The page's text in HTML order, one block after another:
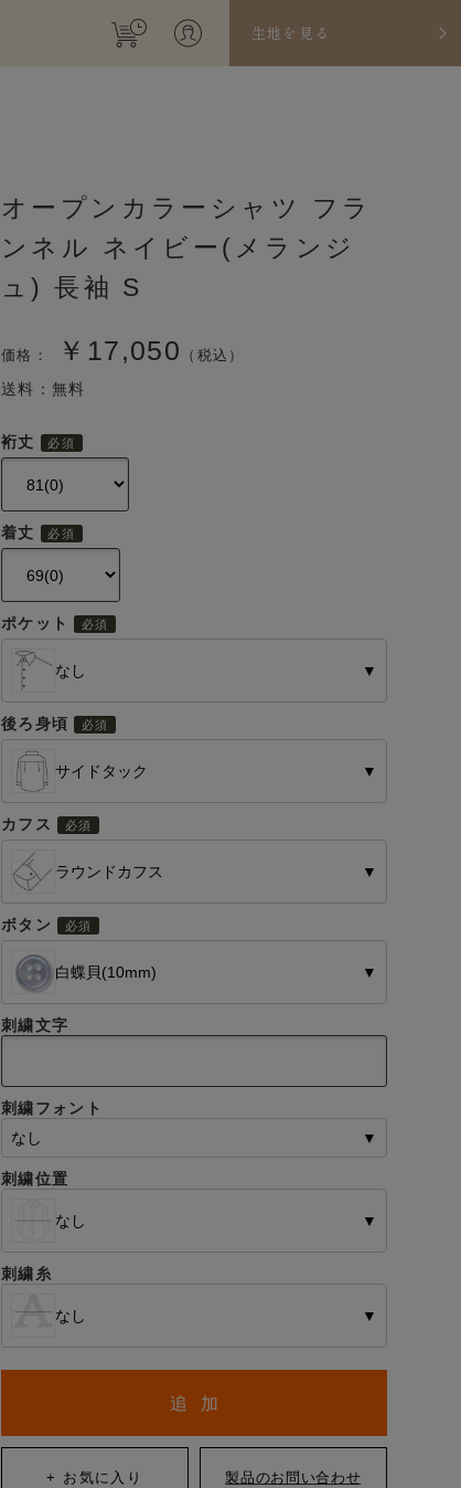
生地を見る
オープンカラーシャツ フラ
ンネル ネイビー(メランジ
ュ) 長袖 S
価格： ￥17,050 （税込）
送料：無料
裄丈
着丈
ポケット
なし ▼
後ろ身頃
サイドタック ▼
カフス
ラウンドカフス ▼
ボタン
白蝶貝(10mm) ▼
刺繍文字
刺繍フォント
なし
▼
刺繍位置
なし ▼
刺繍糸
なし ▼
追 加